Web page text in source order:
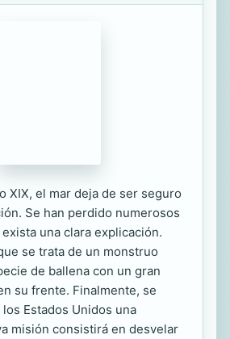
XIX, el mar deja de ser seguro
Se han perdido numerosos
una clara explicación.
se trata de un monstruo
de ballena con un gran
su frente. Finalmente, se
Estados Unidos una
misión consistirá en desvelar